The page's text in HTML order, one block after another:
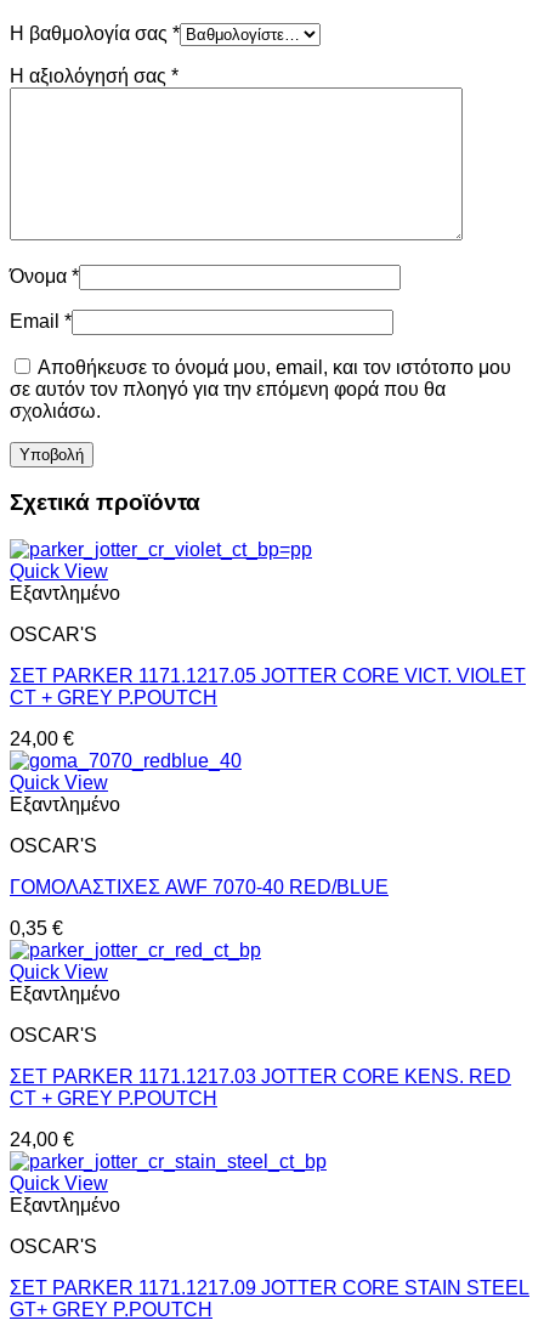
Η βαθμολογία σας *
Η αξιολόγησή σας *
Όνομα *
Email *
Αποθήκευσε το όνομά μου, email, και τον ιστότοπο μου
σε αυτόν τον πλοηγό για την επόμενη φορά που θα
σχολιάσω.
Σχετικά προϊόντα
Quick View
Εξαντλημένο
OSCAR'S
ΣΕΤ PARKER 1171.1217.05 JOTTER CORE VICT. VIOLET
CT + GREY P.POUTCH
24,00 €
Quick View
Εξαντλημένο
OSCAR'S
ΓΟΜΟΛΑΣΤΙΧΕΣ AWF 7070-40 RED/BLUE
0,35 €
Quick View
Εξαντλημένο
OSCAR'S
ΣΕΤ PARKER 1171.1217.03 JOTTER CORE KENS. RED
CT + GREY P.POUTCH
24,00 €
Quick View
Εξαντλημένο
OSCAR'S
ΣΕΤ PARKER 1171.1217.09 JOTTER CORE STAIN STEEL
GT+ GREY P.POUTCH